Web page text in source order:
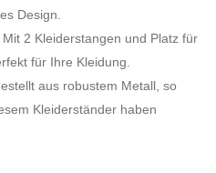
Design.
Mit 2 Kleiderstangen und Platz für
für Ihre Kleidung.
aus robustem Metall, so
Kleiderständer haben